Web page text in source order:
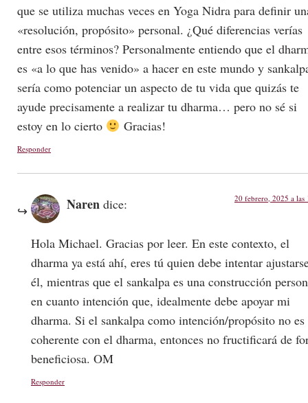
que se utiliza muchas veces en Yoga Nidra para definir
«resolución, propósito» personal. ¿Qué diferencias verías
entre esos términos? Personalmente entiendo que el
es «a lo que has venido» a hacer en este mundo y
sería como potenciar un aspecto de tu vida que quizás te
ayude precisamente a realizar tu dharma… pero no sé si
estoy en lo cierto
Gracias!
Responder
Naren dice: 20 febrero, 2025 a las
Hola Michael. Gracias por leer. En este contexto, el
dharma ya está ahí, eres tú quien debe intentar
él, mientras que el sankalpa es una construcción
en cuanto intención que, idealmente debe apoyar mi
dharma. Si el sankalpa como intención/propósito no es
coherente con el dharma, entonces no fructificará de
beneficiosa. OM
Responder